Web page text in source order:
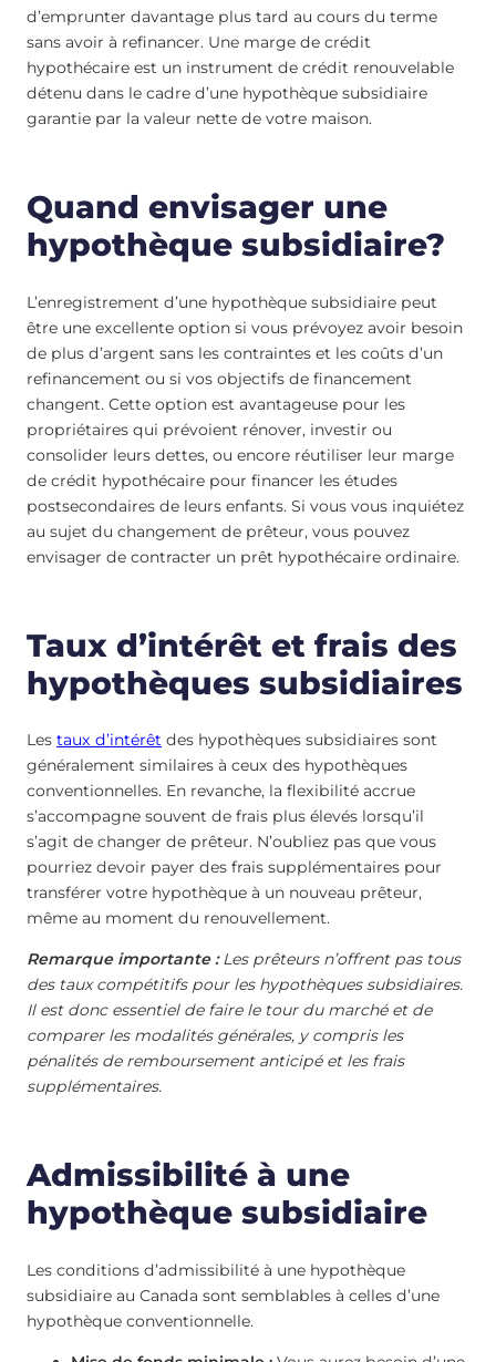
d’emprunter davantage plus tard au cours du terme
sans avoir à refinancer. Une marge de crédit
hypothécaire est un instrument de crédit renouvelable
détenu dans le cadre d’une hypothèque subsidiaire
garantie par la valeur nette de votre maison.
Quand envisager une
hypothèque subsidiaire?
L’enregistrement d’une hypothèque subsidiaire peut
être une excellente option si vous prévoyez avoir besoin
de plus d’argent sans les contraintes et les coûts d’un
refinancement ou si vos objectifs de financement
changent. Cette option est avantageuse pour les
propriétaires qui prévoient rénover, investir ou
consolider leurs dettes, ou encore réutiliser leur marge
de crédit hypothécaire pour financer les études
postsecondaires de leurs enfants. Si vous vous inquiétez
au sujet du changement de prêteur, vous pouvez
envisager de contracter un prêt hypothécaire ordinaire.
Taux d’intérêt et frais des
hypothèques subsidiaires
Les taux d’intérêt des hypothèques subsidiaires sont
généralement similaires à ceux des hypothèques
conventionnelles. En revanche, la flexibilité accrue
s’accompagne souvent de frais plus élevés lorsqu’il
s’agit de changer de prêteur. N’oubliez pas que vous
pourriez devoir payer des frais supplémentaires pour
transférer votre hypothèque à un nouveau prêteur,
même au moment du renouvellement.
Remarque importante :Les prêteurs n’offrent pas tous
des taux compétitifs pour les hypothèques subsidiaires.
Il est donc essentiel de faire le tour du marché et de
comparer les modalités générales, y compris les
pénalités de remboursement anticipé et les frais
supplémentaires.
Admissibilité à une
hypothèque subsidiaire
Les conditions d’admissibilité à une hypothèque
subsidiaire au Canada sont semblables à celles d’une
hypothèque conventionnelle.